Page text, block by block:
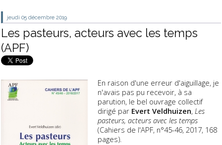
jeudi 05 décembre 2019
Les pasteurs, acteurs avec les temps
(APF)
En raison d'une erreur d'aiguillage, je
n'avais pas pu recevoir, à sa
parution, le bel ouvrage collectif
dirigé par Evert Veldhuizen,Les
pasteurs, acteurs avec les temps
(Cahiers de l'APF, n°45-46, 2017, 168
pages).